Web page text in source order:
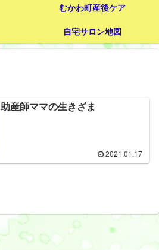
むかわ町産後ケア
自宅サロン地図
助産師ママの生きざま
2021.01.17